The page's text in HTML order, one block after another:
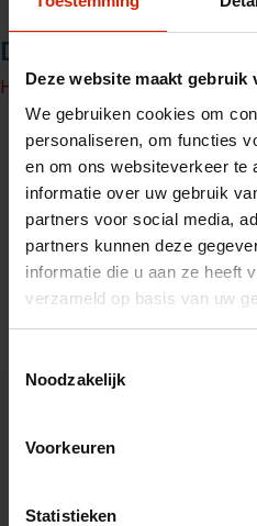
Deze website maakt gebruik
We gebruiken cookies om
personaliseren, om functies
en om ons websiteverkeer te
informatie over uw gebruik
partners voor social media,
partners kunnen deze
informatie die u aan ze heeft
verzameld op basis van uw
Noodzakelijk
Voorkeuren
Statistieken
Downloads
Handleiding byACRE accessoires